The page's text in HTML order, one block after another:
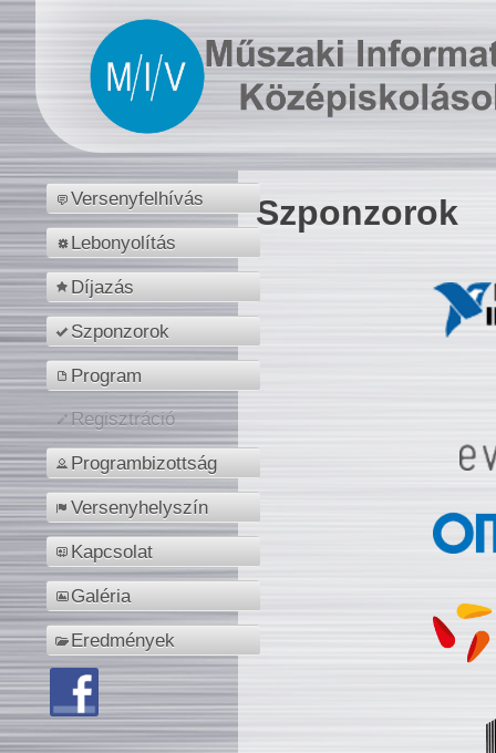
Versenyfelhívás
Lebonyolítás
Díjazás
Szponzorok
Program
Regisztráció
Programbizottság
Versenyhelyszín
Kapcsolat
Galéria
Eredmények
Szponzorok